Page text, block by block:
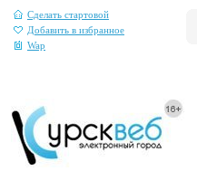
Сделать стартовой
Добавить в избранное
Wap